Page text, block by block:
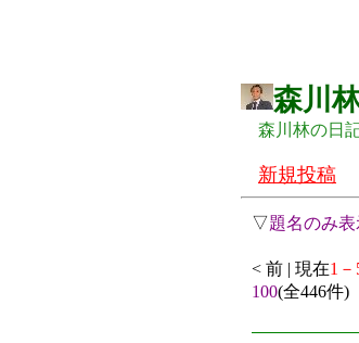
森川
森川林の日
新規投稿
▽題名のみ
< 前 | 現在1－
100(全446件)